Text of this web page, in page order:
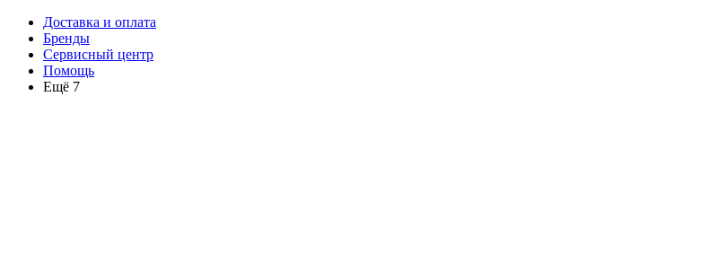
Доставка и оплата
Бренды
Сервисный центр
Помощь
Ещё 7